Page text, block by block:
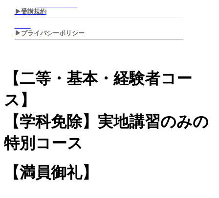
▶︎受講規約
▶︎プライバシーポリシー
二等無人航空機操縦士講習(基
本・経験者コース・実地講習
のみ) 【満員御礼】
【二等・基本・経験者コー
ス】
【学科免除】実地講習のみの
特別コース
【満員御礼】